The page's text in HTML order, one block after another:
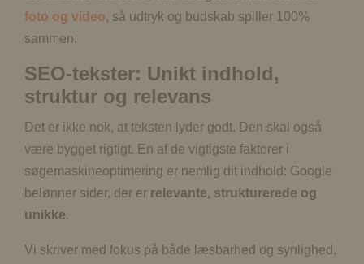
foto og video, så udtryk og budskab spiller 100%
sammen.
SEO-tekster: Unikt indhold,
struktur og relevans
Det er ikke nok, at teksten lyder godt. Den skal også
være bygget rigtigt. En af de vigtigste faktorer i
søgemaskineoptimering er nemlig dit indhold: Google
belønner sider, der er relevante, strukturerede og
unikke.
Vi skriver med fokus på både læsbarhed og synlighed,